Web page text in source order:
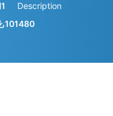
Description
1
101480